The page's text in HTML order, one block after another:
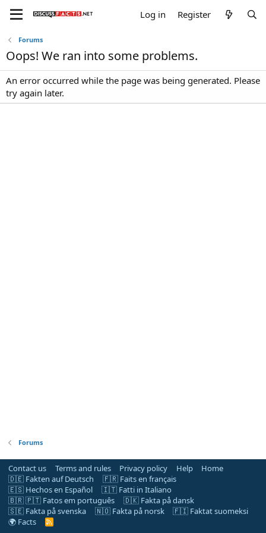
Log in Register
Forums
Oops! We ran into some problems.
An error occurred while the page was being generated. Please
try again later.
Forums
Contact us Terms and rules Privacy policy Help
Home
🇩🇪 Fakten auf Deutsch
🇫🇷 Faits en français
🇪🇸 Hechos en Español
🇮🇹 Fatti in Italiano
🇧🇷 🇵🇹 Fatos em português
🇩🇰 Fakta på dansk
🇸🇪 Fakta på svenska
🇳🇴 Fakta på norsk
🇫🇮 Faktat suomeksi
🌍 Facts
R